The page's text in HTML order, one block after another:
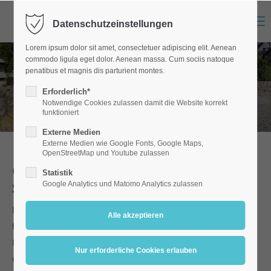
Offenen Ganztagsschule (OGTS) der
Schulen am Mönchsberg
Die Offene Ganztagsschule, auch kurz OGTS genannt, ist ein
freiwilliges Angebot für Schülerinnen und Schüler der Grund- und
Mittelschule. Sie können nach dem Unterricht in der OGTS bleiben
und dort verschiedene Angebote nutzen.
Datenschutzeinstellungen
Lorem ipsum dolor sit amet, consectetuer adipiscing elit. Aenean
commodo ligula eget dolor. Aenean massa. Cum sociis natoque
penatibus et magnis dis parturient montes.
Erforderlich*
Notwendige Cookies zulassen damit die Website korrekt
funktioniert
Externe Medien
Externe Medien wie Google Fonts, Google Maps,
OpenStreetMap und Youtube zulassen
Statistik
Google Analytics und Matomo Analytics zulassen